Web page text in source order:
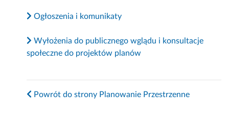
Ogłoszenia i komunikaty
Wyłożenia do publicznego wglądu i konsultacje
społeczne do projektów planów
Powrót do strony Planowanie Przestrzenne